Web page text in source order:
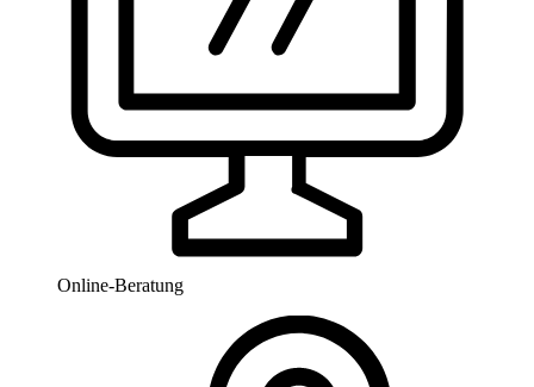
Online-Beratung